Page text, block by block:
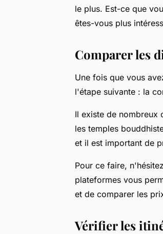
le plus. Est-ce que
êtes-vous plus
Comparer les
Une fois que vous
l'étape suivante : la
Il existe de nombreux
les temples
et il est important de
Pour ce faire,
plateformes vous
et de comparer les
Vérifier les